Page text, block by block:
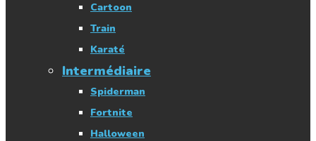
Cartoon
Train
Karaté
Intermédiaire
Spiderman
Fortnite
Halloween